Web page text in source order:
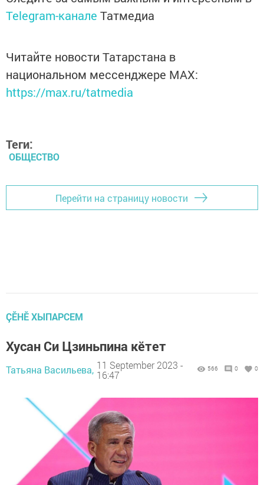
Telegram-канале Татмедиа
Читайте новости Татарстана в
национальном мессенджере MАХ:
https://max.ru/tatmedia
Теги:
ОБЩЕСТВО
Перейти на страницу новости
ÇӖНӖ ХЫПАРСЕМ
Хусан Си Цзиньпина кӗтет
Татьяна Васильева, 11 September 2023 -
16:47
566 0 0